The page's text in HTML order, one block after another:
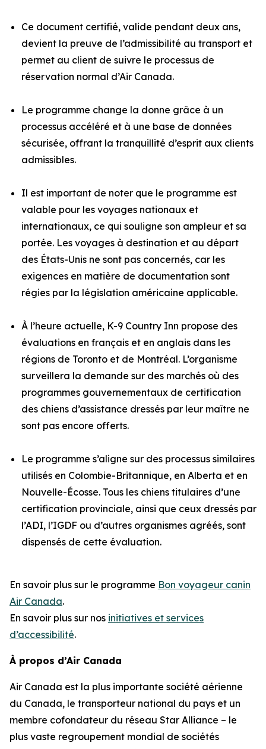
Ce document certifié, valide pendant deux ans,
devient la preuve de l’admissibilité au transport et
permet au client de suivre le processus de
réservation normal d’Air Canada.
Le programme change la donne grâce à un
processus accéléré et à une base de données
sécurisée, offrant la tranquillité d’esprit aux clients
admissibles.
Il est important de noter que le programme est
valable pour les voyages nationaux et
internationaux, ce qui souligne son ampleur et sa
portée. Les voyages à destination et au départ
des États-Unis ne sont pas concernés, car les
exigences en matière de documentation sont
régies par la législation américaine applicable.
À l’heure actuelle, K-9 Country Inn propose des
évaluations en français et en anglais dans les
régions de Toronto et de Montréal. L’organisme
surveillera la demande sur des marchés où des
programmes gouvernementaux de certification
des chiens d’assistance dressés par leur maître ne
sont pas encore offerts.
Le programme s’aligne sur des processus similaires
utilisés en Colombie-Britannique, en Alberta et en
Nouvelle-Écosse. Tous les chiens titulaires d’une
certification provinciale, ainsi que ceux dressés par
l’ADI, l’IGDF ou d’autres organismes agréés, sont
dispensés de cette évaluation.
En savoir plus sur le programme Bon voyageur canin
Air Canada.
En savoir plus sur nos initiatives et services
d’accessibilité.
À propos d’Air Canada
Air Canada est la plus importante société aérienne
du Canada, le transporteur national du pays et un
membre cofondateur du réseau Star Alliance – le
plus vaste regroupement mondial de sociétés